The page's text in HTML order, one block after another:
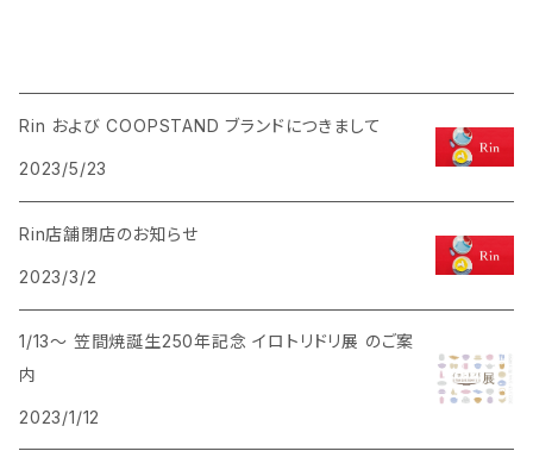
Rin および COOPSTAND ブランドにつきまして
2023/5/23
Rin店舗閉店のお知らせ
2023/3/2
1/13〜 笠間焼誕生250年記念 イロトリドリ展 のご案
内
2023/1/12